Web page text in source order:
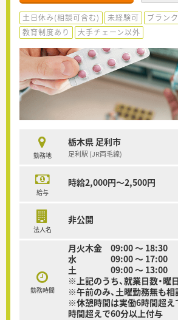
土日休み(相談可含む) 未経験可 ブラン
教育制度あり
大手チェーン以外
勤務地
栃木県 足利市
足利駅 (JR両毛線)
給与
時給2,000円～2,500円
法人名
非公開
勤務時間
月火木金 09:00 ～ 18:30
水 09:00 ～ 17:00
土 09:00 ～ 13:00
※上記のうち、就業日数・曜
※午前のみ、土曜勤務無も相
※休憩時間は実働6時間超
時間超えで60分以上付与